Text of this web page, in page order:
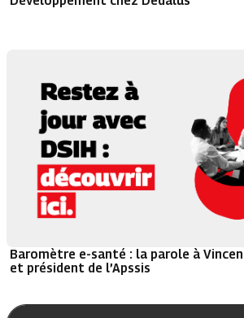
Baromètre e-santé : la parole à
et président de l’Apssis